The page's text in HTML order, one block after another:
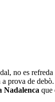
no es
prova de
Nadalenca que